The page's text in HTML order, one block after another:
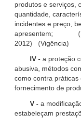
produtos e serviços,
quantidade,
incidentes e preço,
apresentem;
2012) (Vigência)
IV - a proteção
abusiva, métodos
como contra
fornecimento de
V - a
estabeleçam